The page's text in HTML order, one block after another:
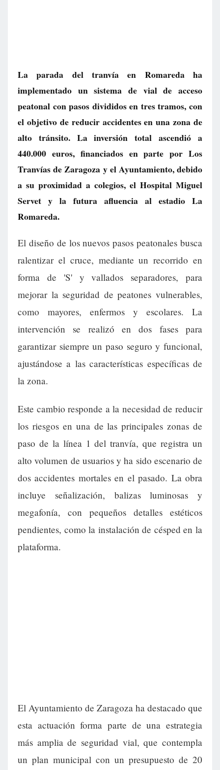
La parada del tranvía en Romareda ha
implementado un sistema de vial de acceso
peatonal con pasos divididos en tres tramos, con
el objetivo de reducir accidentes en una zona de
alto tránsito. La inversión total ascendió a
440.000 euros, financiados en parte por Los
Tranvías de Zaragoza y el Ayuntamiento, debido
a su proximidad a colegios, el Hospital Miguel
Servet y la futura afluencia al estadio La
Romareda.
El diseño de los nuevos pasos peatonales busca
ralentizar el cruce, mediante un recorrido en
forma de 'S' y vallados separadores, para
mejorar la seguridad de peatones vulnerables,
como mayores, enfermos y escolares. La
intervención se realizó en dos fases para
garantizar siempre un paso seguro y funcional,
ajustándose a las características específicas de
la zona.
Este cambio responde a la necesidad de reducir
los riesgos en una de las principales zonas de
paso de la línea 1 del tranvía, que registra un
alto volumen de usuarios y ha sido escenario de
dos accidentes mortales en el pasado. La obra
incluye señalización, balizas luminosas y
megafonía, con pequeños detalles estéticos
pendientes, como la instalación de césped en la
plataforma.
El Ayuntamiento de Zaragoza ha destacado que
esta actuación forma parte de una estrategia
más amplia de seguridad vial, que contempla
un plan municipal con un presupuesto de 20